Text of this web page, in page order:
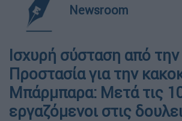
Newsroom
Ισχυρή σύσταση από την
Προστασία για την
Μπάρμπαρα: Μετά τις
εργαζόμενοι στις